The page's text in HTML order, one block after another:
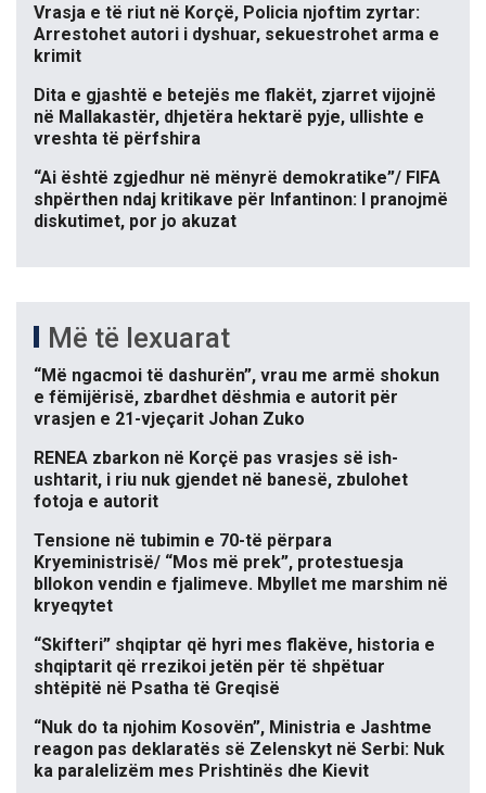
Vrasja e të riut në Korçë, Policia njoftim zyrtar:
Arrestohet autori i dyshuar, sekuestrohet arma e
krimit
Dita e gjashtë e betejës me flakët, zjarret vijojnë
në Mallakastër, dhjetëra hektarë pyje, ullishte e
vreshta të përfshira
“Ai është zgjedhur në mënyrë demokratike”/ FIFA
shpërthen ndaj kritikave për Infantinon: I pranojmë
diskutimet, por jo akuzat
Më të lexuarat
“Më ngacmoi të dashurën”, vrau me armë shokun
e fëmijërisë, zbardhet dëshmia e autorit për
vrasjen e 21-vjeçarit Johan Zuko
RENEA zbarkon në Korçë pas vrasjes së ish-
ushtarit, i riu nuk gjendet në banesë, zbulohet
fotoja e autorit
Tensione në tubimin e 70-të përpara
Kryeministrisë/ “Mos më prek”, protestuesja
bllokon vendin e fjalimeve. Mbyllet me marshim në
kryeqytet
“Skifteri” shqiptar që hyri mes flakëve, historia e
shqiptarit që rrezikoi jetën për të shpëtuar
shtëpitë në Psatha të Greqisë
“Nuk do ta njohim Kosovën”, Ministria e Jashtme
reagon pas deklaratës së Zelenskyt në Serbi: Nuk
ka paralelizëm mes Prishtinës dhe Kievit